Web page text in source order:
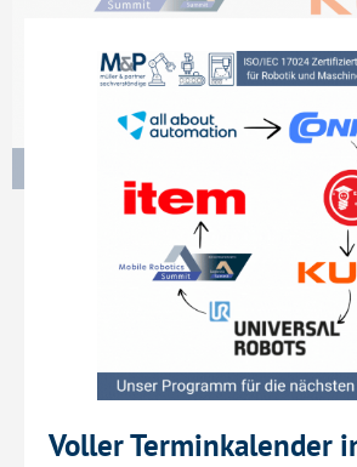
Voller Terminkalender